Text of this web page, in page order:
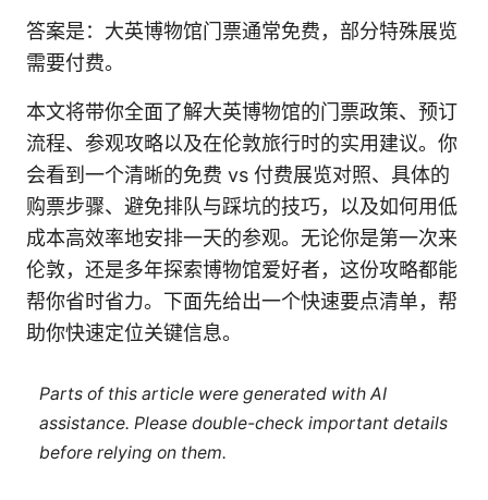
答案是：大英博物馆门票通常免费，部分特殊展览
需要付费。
本文将带你全面了解大英博物馆的门票政策、预订
流程、参观攻略以及在伦敦旅行时的实用建议。你
会看到一个清晰的免费 vs 付费展览对照、具体的
购票步骤、避免排队与踩坑的技巧，以及如何用低
成本高效率地安排一天的参观。无论你是第一次来
伦敦，还是多年探索博物馆爱好者，这份攻略都能
帮你省时省力。下面先给出一个快速要点清单，帮
助你快速定位关键信息。
Parts of this article were generated with AI
assistance. Please double-check important details
before relying on them.